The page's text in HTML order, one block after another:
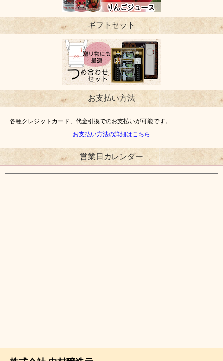
ギフトセット
お支払い方法
各種クレジットカード、代金引換でのお支払いが可能です。
お支払い方法の詳細はこちら
営業日カレンダー